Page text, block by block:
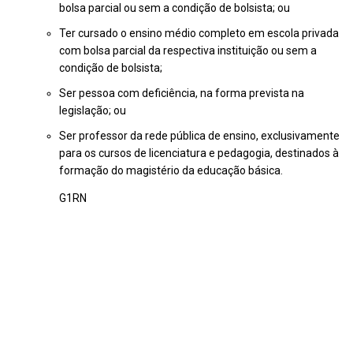
bolsa parcial ou sem a condição de bolsista; ou
Ter cursado o ensino médio completo em escola privada
com bolsa parcial da respectiva instituição ou sem a
condição de bolsista;
Ser pessoa com deficiência, na forma prevista na
legislação; ou
Ser professor da rede pública de ensino, exclusivamente
para os cursos de licenciatura e pedagogia, destinados à
formação do magistério da educação básica.
G1RN